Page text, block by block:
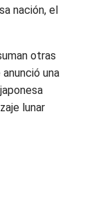
nación, el
otras
una
lunar